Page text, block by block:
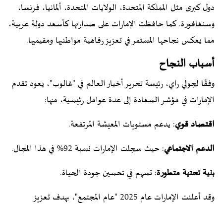
دول كبرى مثل المملكة المتحدة، الولايات المتحدة، ألمانيا، فرنسا،
وسنغافورة. كما حافظت الإمارات على صدارتها كأسعد دولة عربية،
مما يعكس نجاحها المستمر في تعزيز رفاهية مواطنيها ومقيميها.
أسباب النجاح
وفقًا لجولي راي، رئيسة تحرير أخبار العالم في "غالوب"، يعود تقدم
الإمارات في مؤشر السعادة إلى عدة عوامل رئيسية، منها:
اقتصاد قوي: يدعم مستويات المعيشة المرتفعة.
الدعم الاجتماعي: حيث سجلت الإمارات نسبة 92% في هذا المجال.
بنية تحتية متطورة: تسهم في تحسين جودة الحياة.
وقد أعلنت الإمارات عام 2025 "عام المجتمع"، بهدف تعزيز